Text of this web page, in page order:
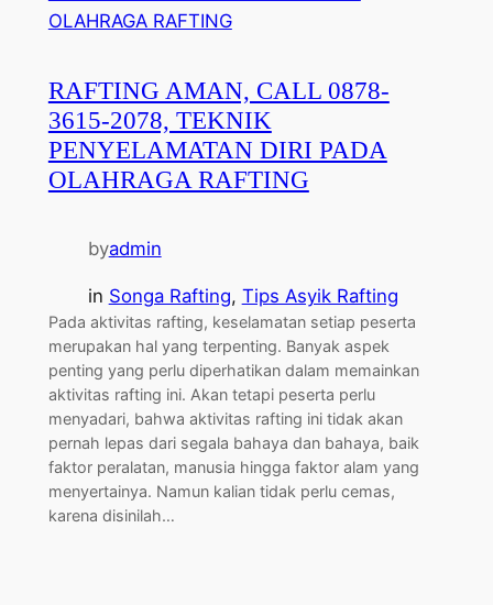
RAFTING AMAN, CALL 0878-
3615-2078, TEKNIK
PENYELAMATAN DIRI PADA
OLAHRAGA RAFTING
byadmin
in Songa Rafting, Tips Asyik Rafting
Pada aktivitas rafting, keselamatan setiap peserta
merupakan hal yang terpenting. Banyak aspek
penting yang perlu diperhatikan dalam memainkan
aktivitas rafting ini. Akan tetapi peserta perlu
menyadari, bahwa aktivitas rafting ini tidak akan
pernah lepas dari segala bahaya dan bahaya, baik
faktor peralatan, manusia hingga faktor alam yang
menyertainya. Namun kalian tidak perlu cemas,
karena disinilah…